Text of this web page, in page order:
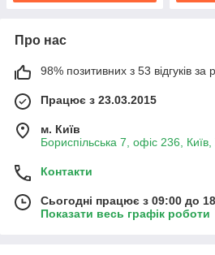
Про нас
98% позитивних з 53 відгуків за
Працює з 23.03.2015
м. Київ
Бориспільська 7, офіс 236, Київ,
Контакти
Сьогодні працює з 09:00 до
Показати весь графік роботи